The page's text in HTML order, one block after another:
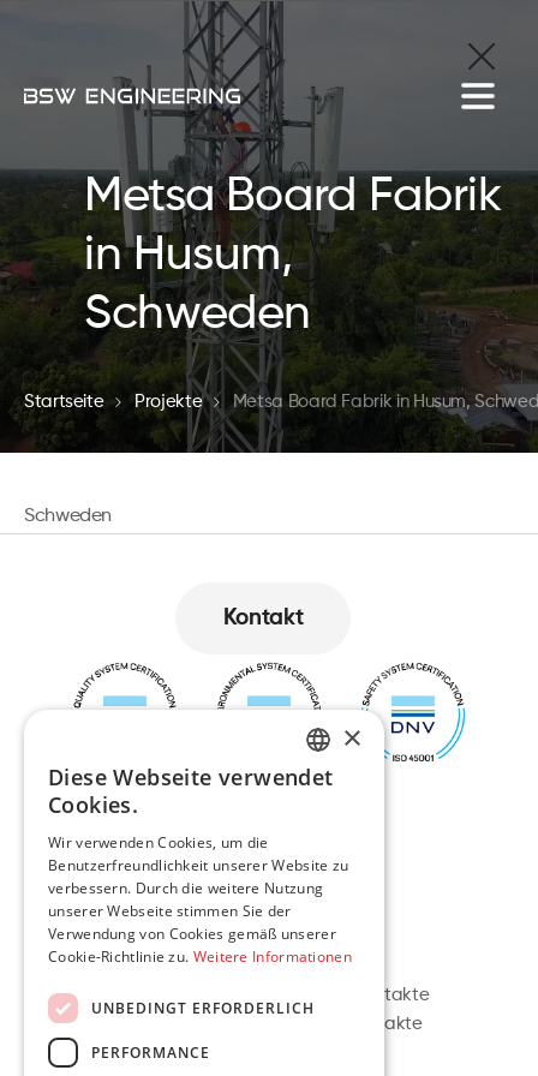
Metsa Board Fabrik
in Husum,
Schweden
Startseite Projekte Metsa Board Fabrik in Husum,
Schweden
Kontakt
Navigation
Projekte
Kontakt
Litauische Kontakte
Polnische Kontakte
ENGLISH
PL
DE
×
Diese Webseite verwendet
Cookies.
Wir verwenden Cookies, um die
Benutzerfreundlichkeit unserer Website zu
verbessern. Durch die weitere Nutzung
unserer Webseite stimmen Sie der
Verwendung von Cookies gemäß unserer
Cookie-Richtlinie zu. Weitere Informationen
UNBEDINGT ERFORDERLICH
PERFORMANCE